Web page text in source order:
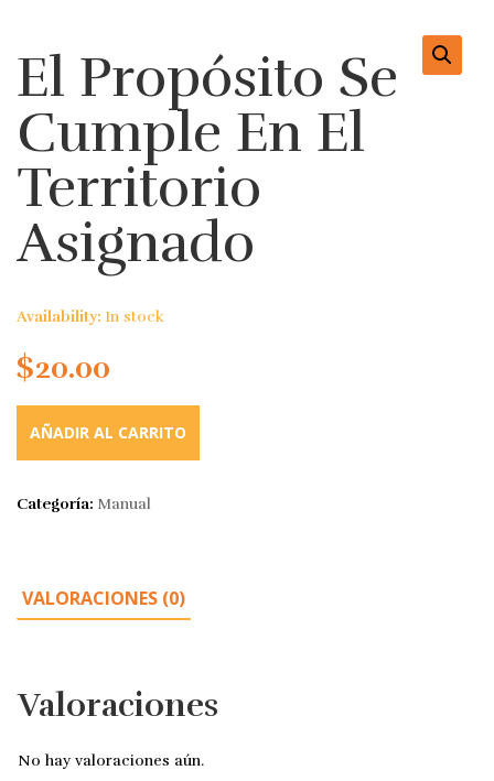
El Propósito Se
Cumple En El
Territorio
Asignado
Availability: In stock
$20.00
AÑADIR AL CARRITO
Categoría: Manual
VALORACIONES (0)
Valoraciones
No hay valoraciones aún.